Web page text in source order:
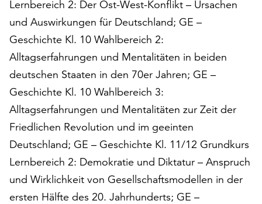
Lernbereich 2: Der Ost-West-Konflikt – Ursachen
und Auswirkungen für Deutschland; GE –
Geschichte Kl. 10 Wahlbereich 2:
Alltagserfahrungen und Mentalitäten in beiden
deutschen Staaten in den 70er Jahren; GE –
Geschichte Kl. 10 Wahlbereich 3:
Alltagserfahrungen und Mentalitäten zur Zeit der
Friedlichen Revolution und im geeinten
Deutschland; GE – Geschichte Kl. 11/12 Grundkurs
Lernbereich 2: Demokratie und Diktatur – Anspruch
und Wirklichkeit von Gesellschaftsmodellen in der
ersten Hälfte des 20. Jahrhunderts; GE –